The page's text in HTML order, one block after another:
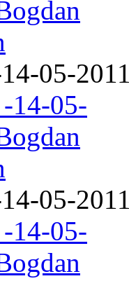
05-2011
05-2011